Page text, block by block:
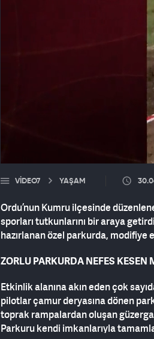
VIDEO7 YAŞAM
Ordu’nun Kumru ilçesinde
sporları tutkunlarını bir araya
hazırlanan özel parkurda, modifiye
ZORLU PARKURDA NEFES KESEN
Etkinlik alanına akın eden çok
pilotlar çamur deryasına dönen
toprak rampalardan oluşan
Parkuru kendi imkanlarıyla